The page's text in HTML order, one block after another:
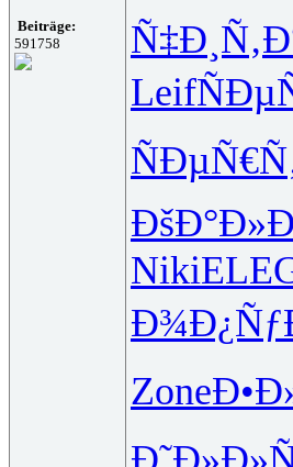
Beiträge:
591758
Leif
ÐšÐ°Ð»Ð¸
Niki
Zone